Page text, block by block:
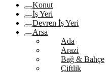
Konut
İş Yeri
Devren İş Yeri
Arsa
Ada
Arazi
Bağ & Bahçe
Çiftlik